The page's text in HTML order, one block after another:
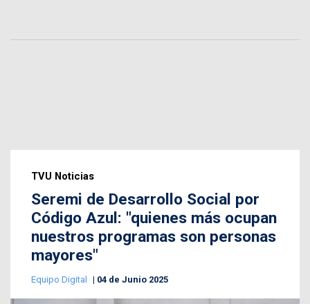
TVU Noticias
Seremi de Desarrollo Social por
Código Azul: "quienes más ocupan
nuestros programas son personas
mayores"
Equipo Digital 04 de Junio 2025